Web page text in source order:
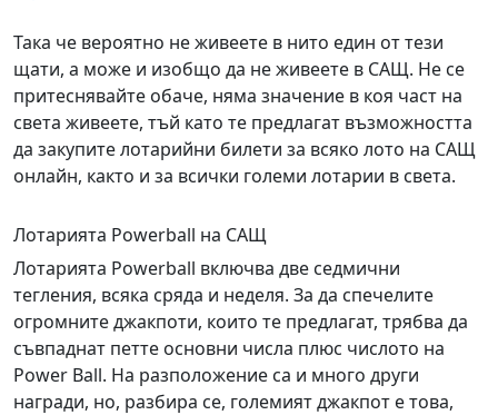
Така че вероятно не живеете в нито един от тези
щати, а може и изобщо да не живеете в САЩ. Не се
притеснявайте обаче, няма значение в коя част на
света живеете, тъй като те предлагат възможността
да закупите лотарийни билети за всяко лото на САЩ
онлайн, както и за всички големи лотарии в света.
Лотарията Powerball на САЩ
Лотарията Powerball включва две седмични
тегления, всяка сряда и неделя. За да спечелите
огромните джакпоти, които те предлагат, трябва да
съвпаднат петте основни числа плюс числото на
Power Ball. На разположение са и много други
награди, но, разбира се, големият джакпот е това,